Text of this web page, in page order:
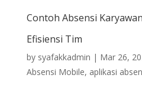
Contoh Absensi
Efisiensi Tim
by syafakkadmin | Mar 26,
Absensi Mobile, aplikasi